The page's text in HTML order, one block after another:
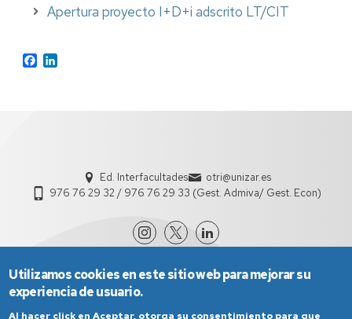
Apertura proyecto I+D+i adscrito LT/CIT
Facebook
Ed. Interfacultades
otri@unizar.es
976 76 29 32 / 976 76 29 33 (Gest. Admiva/ Gest. Econ)
Utilizamos cookies en este sitio web para mejorar su
experiencia de usuario.
Al hacer click en Aceptar, otorga su consentimiento para que